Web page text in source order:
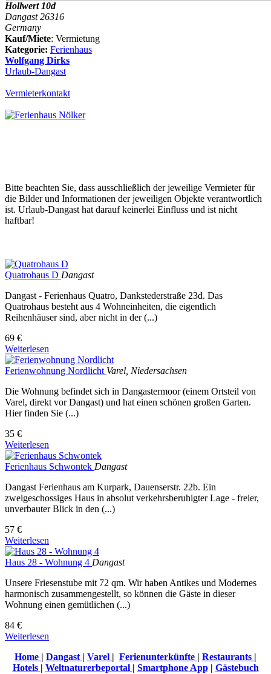
Hollwert 10d
Dangast 26316
Germany
Kauf/Miete: Vermietung
Kategorie: Ferienhaus
Wolfgang Dirks
Urlaub-Dangast
Vermieterkontakt
Bitte beachten Sie, dass ausschließlich der jeweilige Vermieter für
die Bilder und Informationen der jeweiligen Objekte verantwortlich
ist. Urlaub-Dangast hat darauf keinerlei Einfluss und ist nicht
haftbar!
Quatrohaus D Dangast
Dangast - Ferienhaus Quatro, Dankstederstraße 23d. Das
Quatrohaus besteht aus 4 Wohneinheiten, die eigentlich
Reihenhäuser sind, aber nicht in der (...)
69 €
Weiterlesen
Ferienwohnung Nordlicht Varel, Niedersachsen
Die Wohnung befindet sich in Dangastermoor (einem Ortsteil von
Varel, direkt vor Dangast) und hat einen schönen großen Garten.
Hier finden Sie (...)
35 €
Weiterlesen
Ferienhaus Schwontek Dangast
Dangast Ferienhaus am Kurpark, Dauenserstr. 22b. Ein
zweigeschossiges Haus in absolut verkehrsberuhigter Lage - freier,
unverbauter Blick in den (...)
57 €
Weiterlesen
Haus 28 - Wohnung 4 Dangast
Unsere Friesenstube mit 72 qm. Wir haben Antikes und Modernes
harmonisch zusammengestellt, so können die Gäste in dieser
Wohnung einen gemütlichen (...)
84 €
Weiterlesen
Home | Dangast | Varel | Ferienunterkünfte | Restaurants |
Hotels | Weltnaturerbeportal | Smartphone App| Gästebuch